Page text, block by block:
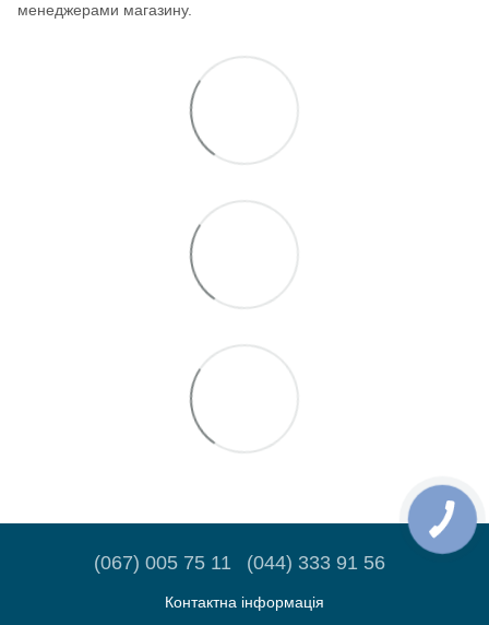
менеджерами магазину.
(067) 005 75 11 (044) 333 91 56
Контактна інформація